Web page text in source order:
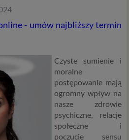
- umów najbliższy termin
Czyste sumienie i
moralne
postępowanie mają
ogromny wpływ na
nasze zdrowie
psychiczne, relacje
społeczne i
poczucie sensu